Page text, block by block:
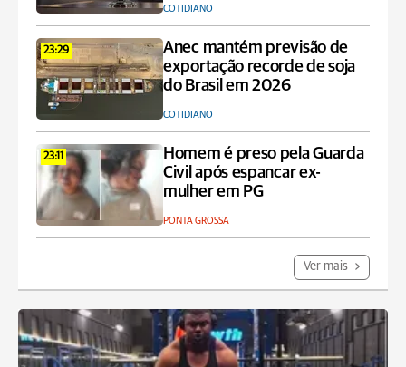
COTIDIANO
23:29
Anec mantém previsão de
exportação recorde de soja
do Brasil em 2026
COTIDIANO
23:11
Homem é preso pela Guarda
Civil após espancar ex-
mulher em PG
PONTA GROSSA
Ver mais